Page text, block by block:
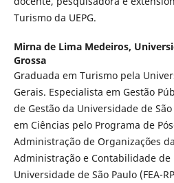
Turismo da UEPG.
Mirna de Lima Medeiros,
Grossa
Graduada em Turismo pela
Gerais. Especialista em Gestão
de Gestão da Universidade de
em Ciências pelo Programa de
Administração de Organizações
Administração e Contabilidade de
Universidade de São Paulo (FEA-